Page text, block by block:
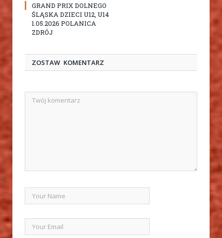
GRAND PRIX DOLNEGO
ŚLĄSKA DZIECI U12, U14
1.05.2026 POLANICA
ZDRÓJ
ZOSTAW KOMENTARZ